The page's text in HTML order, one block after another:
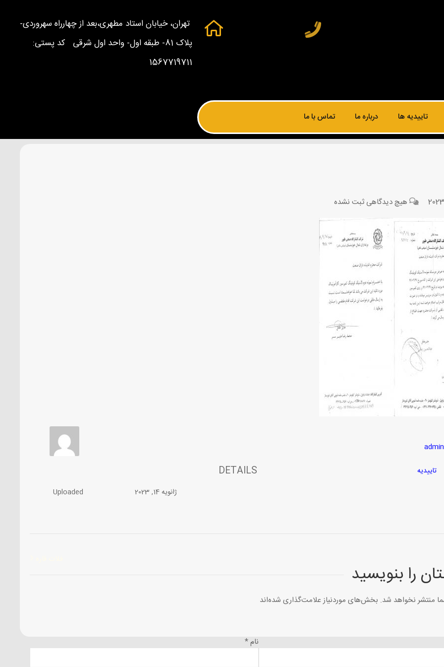
تهران، خیابان استاد مطهری،بعد از چهارراه سهروردی-
پلاک 81- طبقه اول- واحد اول شرقی کد پستی:
1567719711
تاییدیه ها درباره ما تماس با ما
هیچ دیدگاهی ثبت نشده
تاییدیه
DETAILS
Uploaded ژانویه 14, 2023
را بنویسید
منتشر نخواهد شد. بخش‌های موردنیاز علامت‌گذاری شده‌اند
نام*